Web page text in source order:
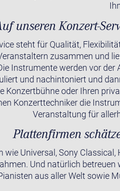
unseren Konzert-
steht für Qualität,
zusammen und
Instrumente werden vor
und nachintoniert und
Konzertbühne oder Ihren
Konzerttechniker die
Veranstaltung für
Plattenfirmen
Universal, Sony
Und natürlich
aus aller Welt sowie